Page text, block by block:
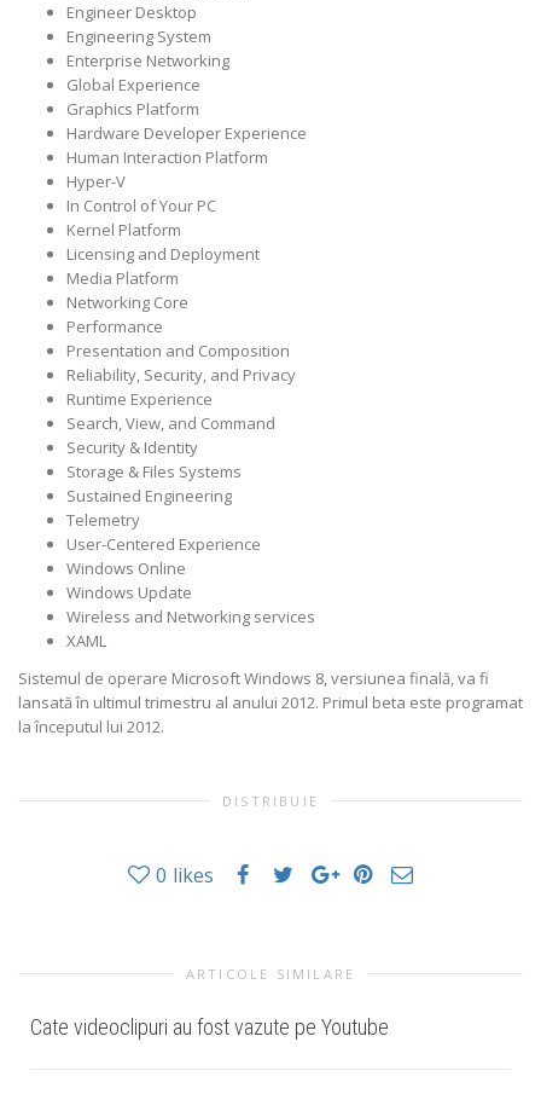
Engineer Desktop
Engineering System
Enterprise Networking
Global Experience
Graphics Platform
Hardware Developer Experience
Human Interaction Platform
Hyper-V
In Control of Your PC
Kernel Platform
Licensing and Deployment
Media Platform
Networking Core
Performance
Presentation and Composition
Reliability, Security, and Privacy
Runtime Experience
Search, View, and Command
Security & Identity
Storage & Files Systems
Sustained Engineering
Telemetry
User-Centered Experience
Windows Online
Windows Update
Wireless and Networking services
XAML
Sistemul de operare Microsoft Windows 8, versiunea finală, va fi
lansată în ultimul trimestru al anului 2012. Primul beta este programat
la începutul lui 2012.
DISTRIBUIE
0 likes
ARTICOLE SIMILARE
Cate videoclipuri au fost vazute pe Youtube